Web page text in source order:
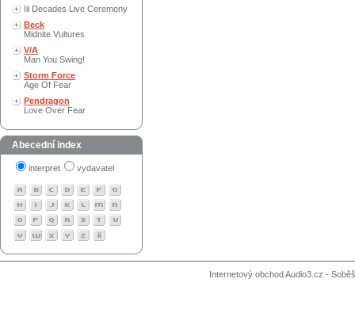
Iii Decades Live Ceremony
Beck
Midnite Vultures
V/A
Man You Swing!
Storm Force
Age Of Fear
Pendragon
Love Over Fear
Abecední index
interpret vydavatel
Internetový obchod Audio3.cz -